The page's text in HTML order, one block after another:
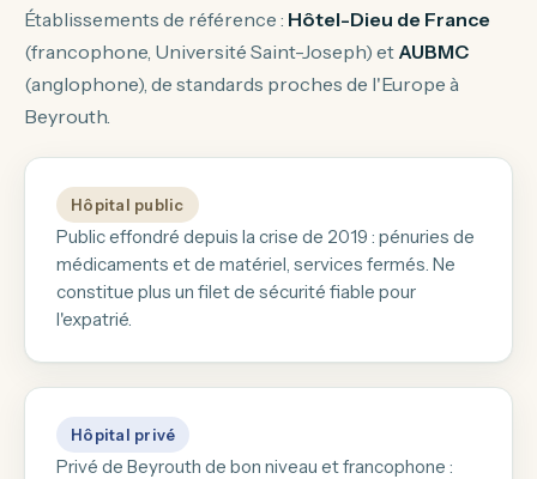
Établissements de référence : Hôtel-Dieu de France
(francophone, Université Saint-Joseph) et AUBMC
(anglophone), de standards proches de l'Europe à
Beyrouth.
Hôpital public
Public effondré depuis la crise de 2019 : pénuries de
médicaments et de matériel, services fermés. Ne
constitue plus un filet de sécurité fiable pour
l'expatrié.
Hôpital privé
Privé de Beyrouth de bon niveau et francophone :